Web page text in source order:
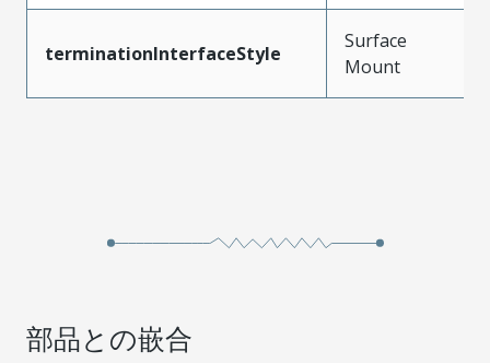
terminationInterfaceStyle
Surface
Mount
部品との嵌合